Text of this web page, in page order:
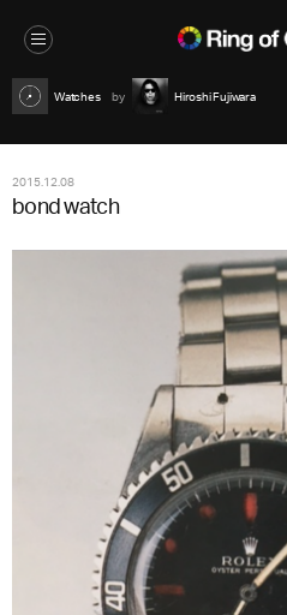
Watches Hiroshi Fujiwara
2015.12.08
bond watch